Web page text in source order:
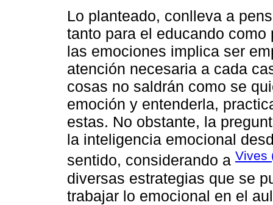
Lo planteado, conlleva a
tanto para el educando
las emociones implica ser
atención necesaria a cada
cosas no saldrán como se
emoción y entenderla,
estas. No obstante, la
la inteligencia emocional
sentido, considerando a Vives
diversas estrategias que se
trabajar lo emocional en el